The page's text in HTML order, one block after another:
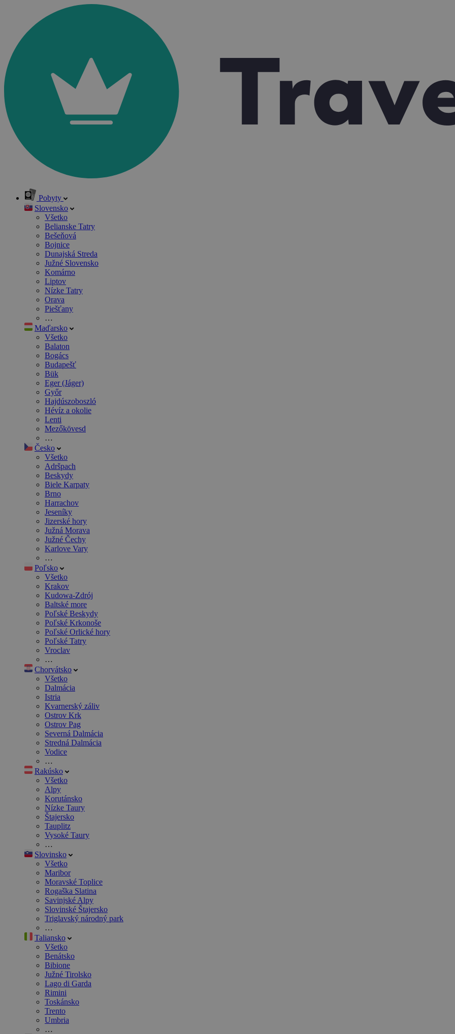
Pobyty
Slovensko
Všetko
Belianske Tatry
Bešeňová
Bojnice
Dunajská Streda
Južné Slovensko
Komárno
Liptov
Nízke Tatry
Orava
Piešťany
…
Maďarsko
Všetko
Balaton
Bogács
Budapešť
Bük
Eger (Jáger)
Győr
Hajdúszoboszló
Hévíz a okolie
Lenti
Mezőkövesd
…
Česko
Všetko
Adršpach
Beskydy
Biele Karpaty
Brno
Harrachov
Jeseníky
Jizerské hory
Južná Morava
Južné Čechy
Karlove Vary
…
Poľsko
Všetko
Krakov
Kudowa-Zdrój
Baltské more
Poľské Beskydy
Poľské Krkonoše
Poľské Orlické hory
Poľské Tatry
Vroclav
…
Chorvátsko
Všetko
Dalmácia
Istria
Kvarnerský záliv
Ostrov Krk
Ostrov Pag
Severná Dalmácia
Stredná Dalmácia
Vodice
…
Rakúsko
Všetko
Alpy
Korutánsko
Nízke Taury
Štajersko
Tauplitz
Vysoké Taury
…
Slovinsko
Všetko
Maribor
Moravské Toplice
Rogaška Slatina
Savinjské Alpy
Slovinské Štajersko
Triglavský národný park
…
Taliansko
Všetko
Benátsko
Bibione
Južné Tirolsko
Lago di Garda
Rimini
Toskánsko
Trento
Umbria
…